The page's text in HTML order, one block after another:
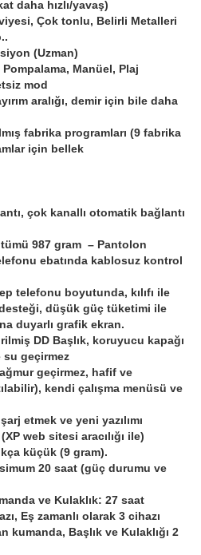
daha hızlı/yavaş)
Çok tonlu, Belirli Metalleri
(Uzman)
Manüel, Plaj
mod
aralığı, demir için bile daha
fabrika programları (9 fabrika
için bellek
çok kanallı otomatik bağlantı
987 gram – Pantolon
ebatında kablosuz kontrol
boyutunda, kılıfı ile
düşük güç tüketimi ile
duyarlı grafik ekran.
DD Başlık, koruyucu kapağı
su geçirmez
geçirmez, hafif ve
kendi çalışma menüsü ve
etmek ve yeni yazılımı
web sitesi aracılığı ile)
küçük (9 gram).
20 saat (güç durumu ve
ve Kulaklık: 27 saat
Eş zamanlı olarak 3 cihazı
kumanda, Başlık ve Kulaklığı 2